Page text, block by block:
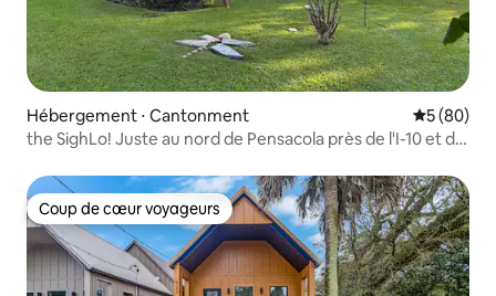
Hébergement ⋅ Cantonment
5 (80)
the SighLo! Juste au nord de Pensacola près de l'I-10 et de
Coup de cœur voyageurs
Coup de cœur voyageurs